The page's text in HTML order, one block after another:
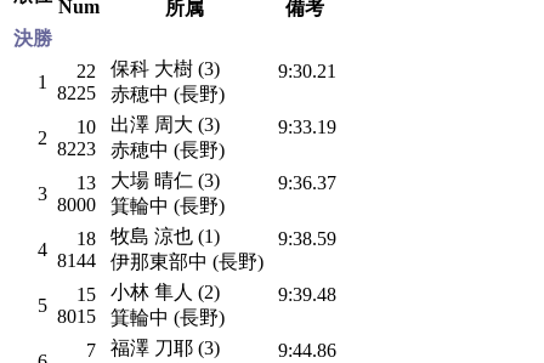
Num 所属
備考
決勝
1
22
8225
保科 大樹 (3)
赤穂中 (長野)
9:30.21
2
10
8223
出澤 周大 (3)
赤穂中 (長野)
9:33.19
3
13
8000
大場 晴仁 (3)
箕輪中 (長野)
9:36.37
4
18
8144
牧島 涼也 (1)
伊那東部中 (長野)
9:38.59
5
15
8015
小林 隼人 (2)
箕輪中 (長野)
9:39.48
7
福澤 刀耶 (3)
9:44.86